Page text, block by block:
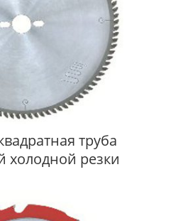
труба
холодной резки